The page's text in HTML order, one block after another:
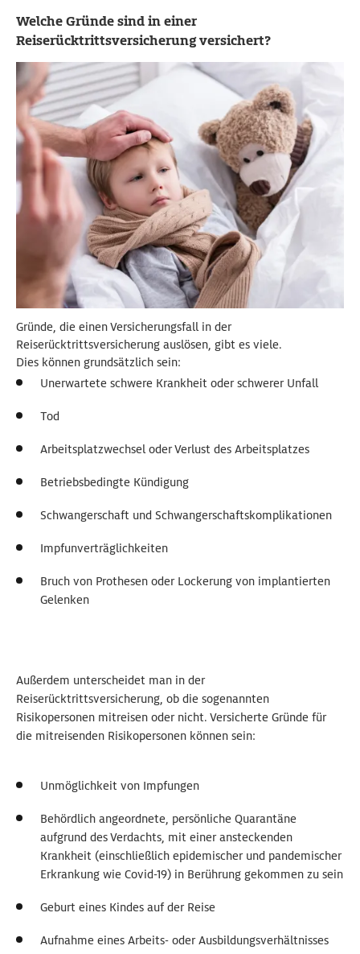
Welche Gründe sind in einer
Reiserücktrittsversicherung versichert?
Gründe, die einen Versicherungsfall in der
Reiserücktrittsversicherung auslösen, gibt es viele.
Dies können grundsätzlich sein:
Unerwartete schwere Krankheit oder schwerer Unfall
Tod
Arbeitsplatzwechsel oder Verlust des Arbeitsplatzes
Betriebsbedingte Kündigung
Schwangerschaft und Schwangerschaftskomplikationen
Impfunverträglichkeiten
Bruch von Prothesen oder Lockerung von implantierten
Gelenken
Außerdem unterscheidet man in der
Reiserücktrittsversicherung, ob die sogenannten
Risikopersonen mitreisen oder nicht. Versicherte Gründe für
die mitreisenden Risikopersonen können sein:
Unmöglichkeit von Impfungen
Behördlich angeordnete, persönliche Quarantäne
aufgrund des Verdachts, mit einer ansteckenden
Krankheit (einschließlich epidemischer und pandemischer
Erkrankung wie Covid-19) in Berührung gekommen zu sein
Geburt eines Kindes auf der Reise
Aufnahme eines Arbeits- oder Ausbildungsverhältnisses